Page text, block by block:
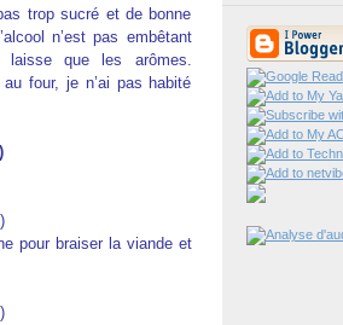
trop sucré et de bonne
n’est pas embêtant
que les arômes.
four, je n’ai pas habité
pour braiser la viande et